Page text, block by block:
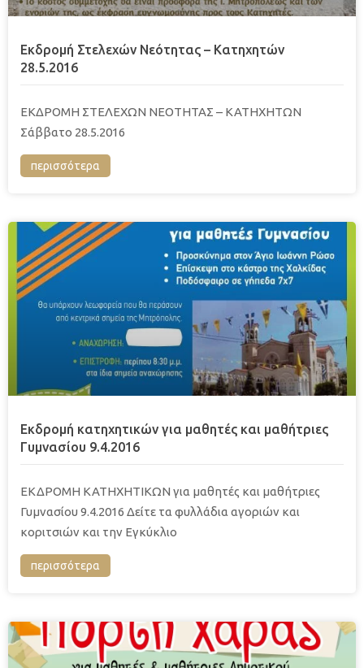
Εκδρομή Στελεχών Νεότητας – Κατηχητών
28.5.2016
EKΔΡΟΜΗ ΣΤΕΛΕΧΩΝ ΝΕΟΤΗΤΑΣ – ΚΑΤΗΧΗΤΩΝ
Σάββατο 28.5.2016
περισσότερα
Eκδρομή κατηχητικών για μαθητές και μαθήτριες
Γυμνασίου 9.4.2016
ΕΚΔΡΟΜΗ ΚΑΤΗΧΗΤΙΚΩΝ για μαθητές και μαθήτριες
Γυμνασίου 9.4.2016 Δείτε τα φυλλάδια αγοριών και
κοριτσιών και την Εγκύκλιο
περισσότερα